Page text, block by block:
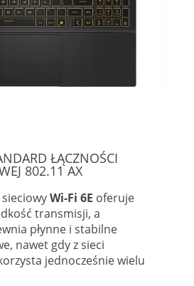
ŁĄCZNOŚCI
802.11 AX
Wi-Fi 6E oferuje
transmisji, a
płynne i stabilne
nawet gdy z sieci
jednocześnie wielu